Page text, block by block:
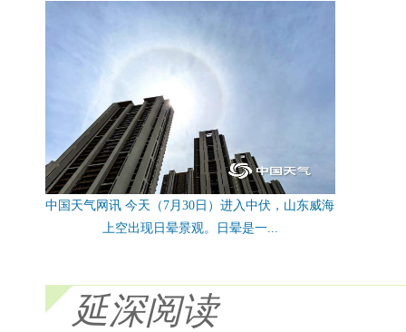
中国天气网讯 今天（7月30日）进入中伏，山东威海
上空出现日晕景观。日晕是一...
延深阅读